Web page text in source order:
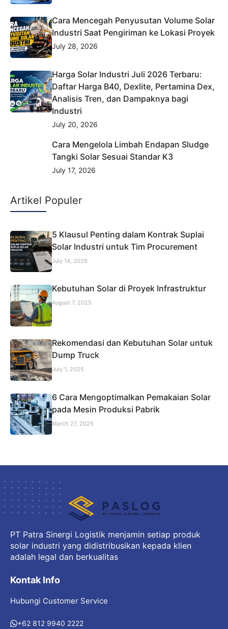
Cara Mencegah Penyusutan Volume Solar
Industri Saat Pengiriman ke Lokasi Proyek
July 28, 2026
Harga Solar Industri Juli 2026 Terbaru:
Daftar Harga B40, Dexlite, Pertamina Dex,
Analisis Tren, dan Dampaknya bagi
Industri
July 20, 2026
Cara Mengelola Limbah Endapan Sludge
Tangki Solar Sesuai Standar K3
July 17, 2026
Artikel Populer
5 Klausul Penting dalam Kontrak Suplai
Solar Industri untuk Tim Procurement
July 14, 2026
Kebutuhan Solar di Proyek Infrastruktur
August 7, 2025
Rekomendasi dan Kebutuhan Solar untuk
Dump Truck
July 1, 2025
6 Cara Mengoptimalkan Pemakaian Solar
pada Mesin Produksi Pabrik
March 27, 2025
PT Patra Sinergi Logistik menjamin setiap produk
solar industri yang didistribusikan kepada klien
adalah legal dan berkualitas
Kontak Info
Hubungi Customer Service
+62 812 9940 2222